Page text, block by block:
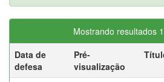
Mostrando resultados
Data de
defesa
Pré-
visualização